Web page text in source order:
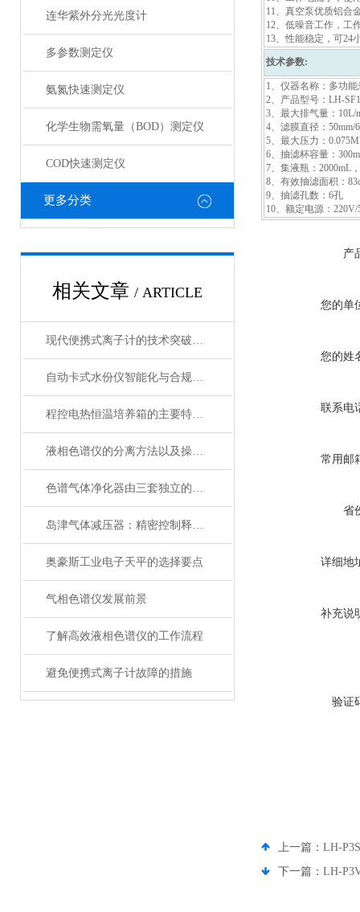
连华紫外分光光度计
多参数测定仪
氨氮快速测定仪
化学生物需氧量（BOD）测定仪
COD快速测定仪
更多分类
相关文章 / ARTICLE
现代便携式离子计的技术突破体现在三大维度
自动卡式水份仪智能化与合规性设计
程控电热恒温培养箱的主要特点和使用说明
液相色谱仪的分离方法以及操作过程
色谱气体净化器由三套独立的气路流程构成
岛津气体减压器：精密控制释放力量的关键
奥豪斯工业电子天平的选择要点
气相色谱仪发展前景
了解高效液相色谱仪的工作流程
避免便携式离子计故障的措施
11、真空泵优质铝合
12、低噪音工作，工
13、性能稳定，可24
技术参数:
1、仪器名称：多功
2、产品型号：LH-
3、最大排气量：10L/
4、滤膜直径：50mm/
5、最大压力：
6、抽滤杯容量：
7、集液瓶：2000mL
8、有效抽滤面积：
9、抽滤孔数：6孔
10、额定电源：220V/
产
您的单
您的姓
联系电
常用邮
省
详细地
补充说
验证
上一篇： LH-
下一篇： LH-